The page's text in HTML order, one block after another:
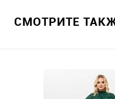
СМОТРИТЕ